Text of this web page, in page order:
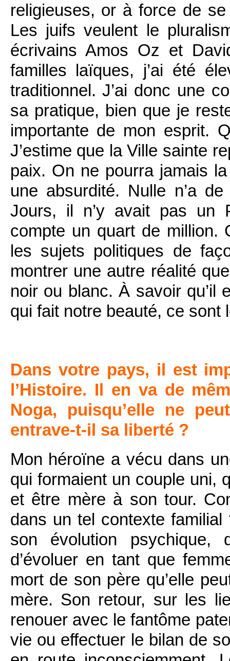
religieuses, or à force de
Les juifs veulent le
écrivains Amos Oz et
familles laïques, j’ai été
traditionnel. J’ai donc une
sa pratique, bien que je
importante de mon esprit.
J’estime que la Ville sainte
paix. On ne pourra jamais
une absurdité. Nulle n’a
Jours, il n’y avait pas un
compte un quart de million.
les sujets politiques de
montrer une autre réalité
noir ou blanc. À savoir qu’il
qui fait notre beauté, ce sont
Dans votre pays, il est
l’Histoire. Il en va de
Noga, puisqu’elle ne
entrave-t-il sa liberté ?
Mon héroïne a vécu dans
qui formaient un couple uni,
et être mère à son tour.
dans un tel contexte
son évolution psychique,
d’évoluer en tant que
mort de son père qu’elle
mère. Son retour, sur les
renouer avec le fantôme
vie ou effectuer le bilan de